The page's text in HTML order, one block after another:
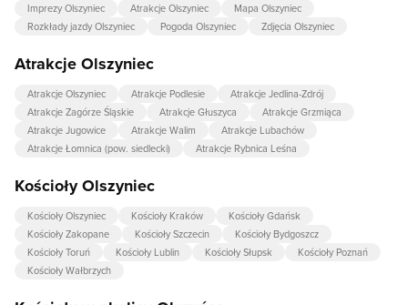
Imprezy Olszyniec Atrakcje Olszyniec
Mapa Olszyniec
Rozkłady jazdy Olszyniec
Pogoda Olszyniec Zdjęcia Olszyniec
Atrakcje Olszyniec
Atrakcje Olszyniec Atrakcje Podlesie
Atrakcje Jedlina-Zdrój
Atrakcje Zagórze Śląskie
Atrakcje Głuszyca
Atrakcje Grzmiąca
Atrakcje Jugowice
Atrakcje Walim
Atrakcje Lubachów
Atrakcje Łomnica (pow. siedlecki)
Atrakcje Rybnica Leśna
Kościoły Olszyniec
Kościoły Olszyniec Kościoły Kraków
Kościoły Gdańsk
Kościoły Zakopane
Kościoły Szczecin
Kościoły Bydgoszcz
Kościoły Toruń
Kościoły Lublin Kościoły Słupsk
Kościoły Poznań
Kościoły Wałbrzych